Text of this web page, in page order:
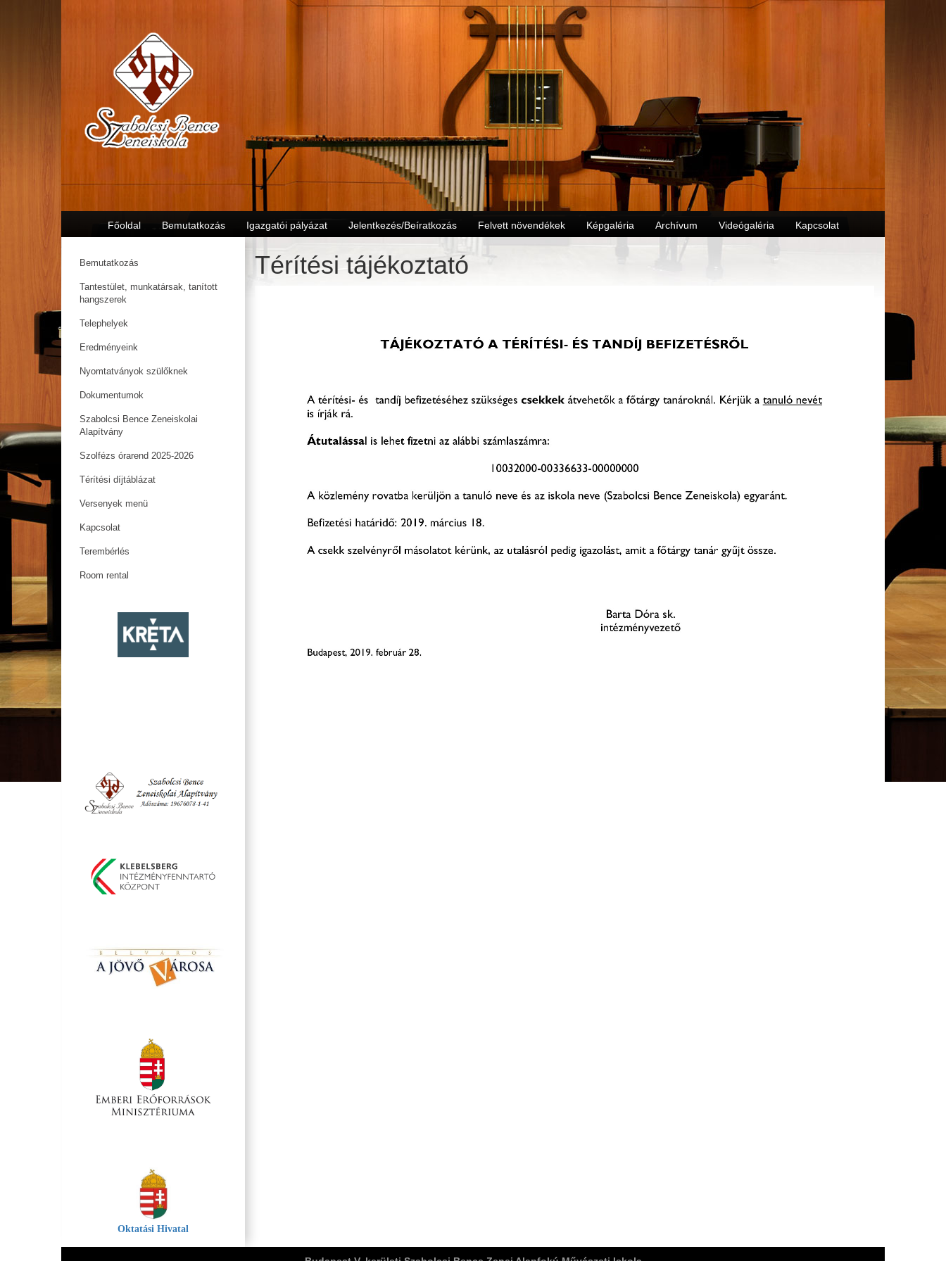
Bemutatkozás
Tantestület, munkatársak, tanított
hangszerek
Telephelyek
Eredményeink
Nyomtatványok szülőknek
Dokumentumok
Szabolcsi Bence Zeneiskolai
Alapítvány
Szolfézs órarend 2025-2026
Térítési díjtáblázat
Versenyek menü
Kapcsolat
Terembérlés
Room rental
Oktatási Hivatal
Főoldal Bemutatkozás Igazgatói pályázat Jelentkezés/Beíratkozás Felvett növendékek Képgaléria Archívum Videógaléria Kapcsolat
Térítési tájékoztató